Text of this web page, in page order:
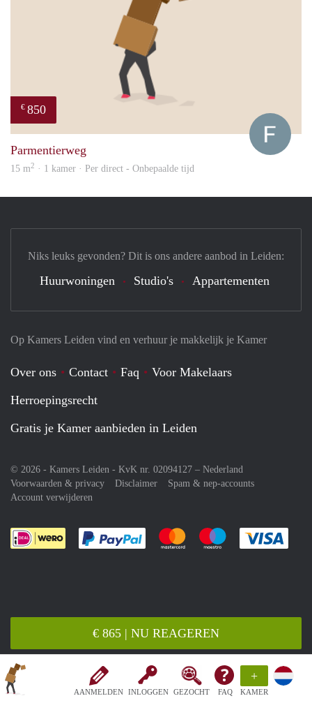
AANMELDEN INLOGGEN GEZOCHT FAQ
+
KAMER
€ 865 | NU REAGEREN
€ 850
Parmentierweg
15 m2 · 1 kamer · Per direct - Onbepaalde tijd
Op Kamers Leiden vind en verhuur je makkelijk je Kamer
Over ons Contact Faq
Voor Makelaars
Herroepingsrecht
Gratis je Kamer aanbieden in Leiden
© 2026 - Kamers Leiden - KvK nr. 02094127 – Nederland
Voorwaarden & privacy
Disclaimer
Spam & nep-accounts
Account verwijderen
Je rekent gemakkelijk af met Paypal
Je rekent gemakkelijk af met
Je rekent
Niks leuks gevonden? Dit is ons andere aanbod in Leiden:
Huurwoningen Studio's Appartementen